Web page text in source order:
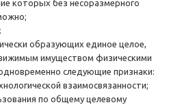
которых без несоразмерного
образующих единое целое,
имуществом физическими
следующие признаки:
взаимосвязанности;
по общему целевому